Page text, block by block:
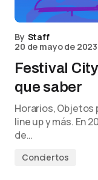
By Staff
20 de mayo de 2023
Festival
que saber
Horarios, Objetos
line up y más. En
de…
Conciertos